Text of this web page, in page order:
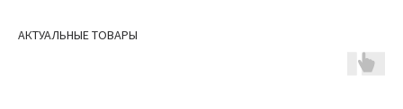
АКТУАЛЬНЫЕ ТОВАРЫ